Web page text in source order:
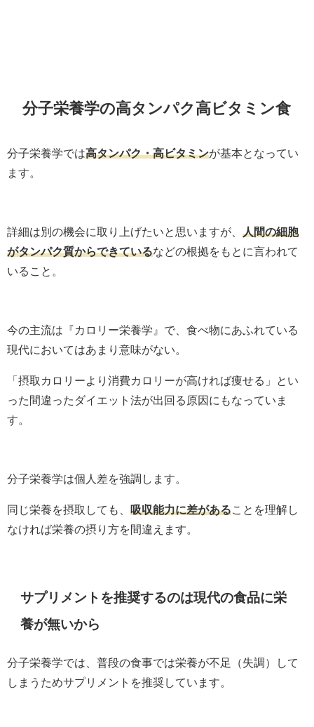
分子栄養学の高タンパク高ビタミン食
分子栄養学では高タンパク・高ビタミンが基本となってい
ます。
詳細は別の機会に取り上げたいと思いますが、 人間の細胞
がタンパク質からできているなどの根拠をもとに言われて
いること。
今の主流は『カロリー栄養学』で、食べ物にあふれている
現代においてはあまり意味がない。
「摂取カロリーより消費カロリーが高ければ痩せる」とい
った間違ったダイエット法が出回る原因にもなっていま
す。
分子栄養学は個人差を強調します。
同じ栄養を摂取しても、 吸収能力に差があることを理解し
なければ栄養の摂り方を間違えます。
サプリメントを推奨するのは現代の食品に栄
養が無いから
分子栄養学では、普段の食事では栄養が不足（失調）して
しまうためサプリメントを推奨しています。